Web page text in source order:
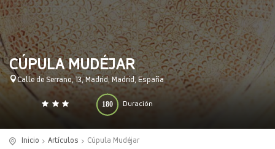
CÚPULA MUDÉJAR
Calle de Serrano, 13, Madrid, Madrid, España
Duración
180
0 140
Inicio Artículos Cúpula Mudéjar